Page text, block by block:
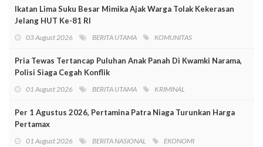
Ikatan Lima Suku Besar Mimika Ajak Warga Tolak Kekerasan
Jelang HUT Ke-81 RI
03 August 2026 BERITA UTAMA KOMUNITAS
Pria Tewas Tertancap Puluhan Anak Panah Di Kwamki Narama,
Polisi Siaga Cegah Konflik
01 August 2026 BERITA UTAMA KRIMINAL
Per 1 Agustus 2026, Pertamina Patra Niaga Turunkan Harga
Pertamax
01 August 2026 BERITA NASIONAL EKONOMI